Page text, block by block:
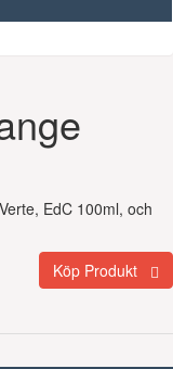
EdC 100ml, och
Köp Produkt